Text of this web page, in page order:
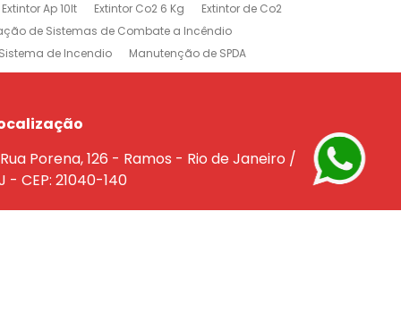
Extintor Ap 10lt
Extintor Co2 6 Kg
Extintor de Co2
de Sistemas de Combate a Incêndio
de Incendio
Manutenção de SPDA
de Sistema de Combate a Incendio
Empresa de Extintores no Rio de Janeiro
Rio de Janeiro
Rua Porena, 126 - Ramos - Rio de Janeiro /
- CEP: 21040-140